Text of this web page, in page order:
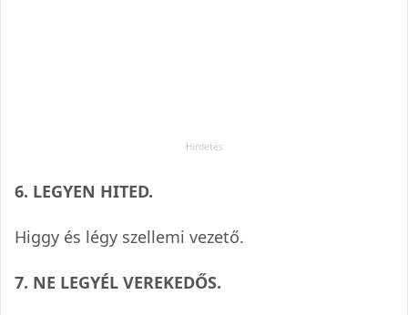
6. LEGYEN HITED.
Higgy és légy szel­lemi vezető.
7. NE LEGYÉL VEREKEDŐS.